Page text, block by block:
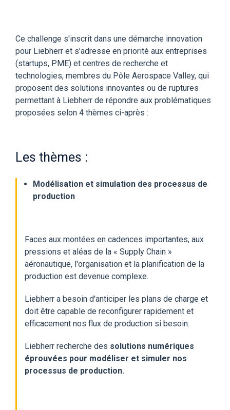
Ce challenge s'inscrit dans une démarche innovation
pour Liebherr et s’adresse en priorité aux entreprises
(startups, PME) et centres de recherche et
technologies, membres du Pôle Aerospace Valley, qui
proposent des solutions innovantes ou de ruptures
permettant à Liebherr de répondre aux problématiques
proposées selon 4 thèmes ci-après :
Les thèmes :
Modélisation et simulation des processus de
production
Faces aux montées en cadences importantes, aux
pressions et aléas de la « Supply Chain »
aéronautique, l'organisation et la planification de la
production est devenue complexe.
Liebherr a besoin d'anticiper les plans de charge et
doit être capable de reconfigurer rapidement et
efficacement nos flux de production si besoin.
Liebherr recherche des solutions numériques
éprouvées pour modéliser et simuler nos
processus de production.